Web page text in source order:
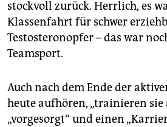
stockvoll zurück. Herrlich, es
Klassenfahrt für schwer
Testosteronopfer – das war
Teamsport.
Auch nach dem Ende der
heute aufhören, „trainieren sie
„vorgesorgt“ und einen